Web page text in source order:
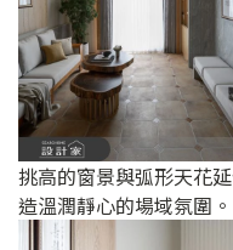
挑高的窗景與弧形天花
造溫潤靜心的場域氛圍。